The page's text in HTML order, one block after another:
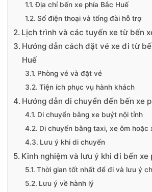
Địa chỉ bến xe phía Bắc Huế
Số điện thoại và tổng đài hỗ trợ
Lịch trình và các tuyến xe từ bến
Hướng dẫn cách đặt vé xe đi từ
Huế
Phòng vé và đặt vé
Tiện ích phục vụ hành khách
Hướng dẫn di chuyển đến bến xe
Di chuyển bằng xe buýt nội tỉnh
Di chuyển bằng taxi, xe ôm hoặc
Lưu ý khi di chuyển
Kinh nghiệm và lưu ý khi đi bến xe
Thời gian tốt nhất để đi và lưu ý
Lưu ý về hành lý